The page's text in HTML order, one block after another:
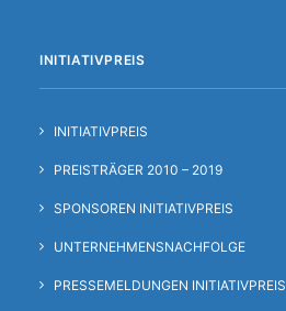
INITIATIVPREIS
INITIATIVPREIS
PREISTRÄGER 2010 – 2019
SPONSOREN INITIATIVPREIS
UNTERNEHMENSNACHFOLGE
PRESSEMELDUNGEN INITIATIVPREIS